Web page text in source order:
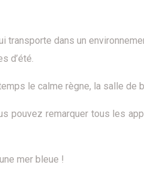
dans un
d’été.
le calme règne, la salle de
pouvez remarquer tous les
mer bleue !